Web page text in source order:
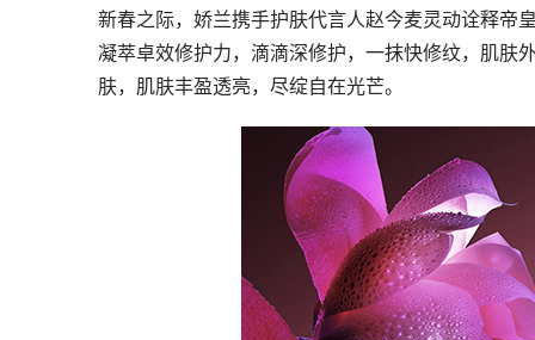
新春之际，娇兰携手护肤代言人赵今麦灵动诠释帝
凝萃卓效修护力，滴滴深修护，一抹快修纹，肌肤
肤，肌肤丰盈透亮，尽绽自在光芒。